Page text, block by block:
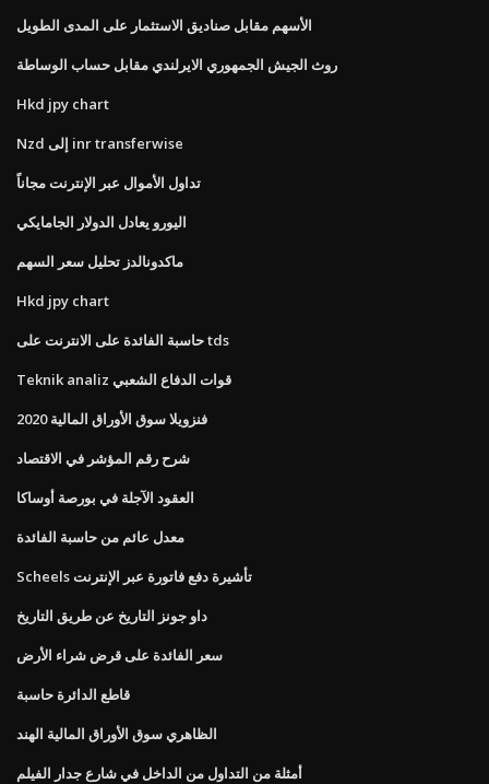
الأسهم مقابل صناديق الاستثمار على المدى الطويل
روث الجيش الجمهوري الايرلندي مقابل حساب الوساطة
Hkd jpy chart
Nzd إلى inr transferwise
تداول الأموال عبر الإنترنت مجاناً
اليورو يعادل الدولار الجامايكي
ماكدونالدز تحليل سعر السهم
Hkd jpy chart
حاسبة الفائدة على الانترنت على tds
Teknik analiz قوات الدفاع الشعبي
فنزويلا سوق الأوراق المالية 2020
شرح رقم المؤشر في الاقتصاد
العقود الآجلة في بورصة أوساكا
معدل عائم من حاسبة الفائدة
Scheels تأشيرة دفع فاتورة عبر الإنترنت
داو جونز التاريخ عن طريق التاريخ
سعر الفائدة على قرض شراء الأرض
قاطع الدائرة حاسبة
الظاهري سوق الأوراق المالية الهند
أمثلة من التداول من الداخل في شارع جدار الفيلم